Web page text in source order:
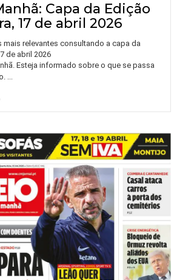
Capa da Edição
17 de abril 2026
mais relevantes consultando a capa da
de abril 2026
Esteja informado sobre o que se passa